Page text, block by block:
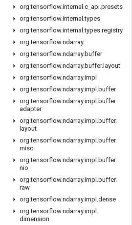
org.tensorflow.internal .c api.presets
org.tensorflow.internal .types
org.tensorflow.internal .types.registry
org.tensorflow.ndarray
org.tensorflow.ndarray.buffer
org.tensorflow.ndarray.buffer. layout
org.tensorflow.ndarray.impl
org.tensorflow.ndarray.impl .buffer
org.tensorflow.ndarray.impl .buffer.
adapter
org.tensorflow.ndarray.impl .buffer.
layout
org.tensorflow.ndarray.impl .buffer.
misc
org.tensorflow.ndarray.impl .buffer.
nio
org.tensorflow.ndarray.impl .buffer.
raw
org.tensorflow.ndarray.impl .dense
org.tensorflow.ndarray.impl .
dimension